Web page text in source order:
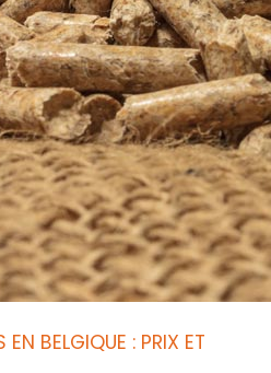
EN BELGIQUE : PRIX ET